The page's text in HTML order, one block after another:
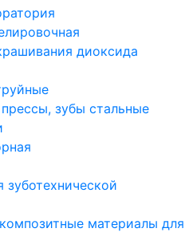
диоксида
зубы стальные
материалы для